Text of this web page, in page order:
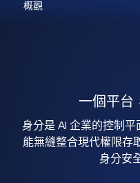
一個平台
身分是 AI 企業的控制平
能無縫整合現代權限存
身分安